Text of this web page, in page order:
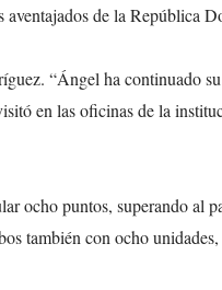
de la República
“Ángel ha continuado
en las oficinas de la
ocho puntos, superando al
también con ocho unidades,